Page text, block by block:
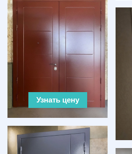
Узнать цену